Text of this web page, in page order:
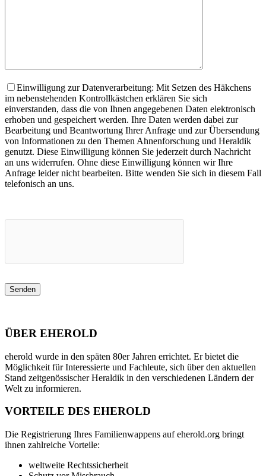
Einwilligung zur Datenverarbeitung: Mit Setzen des Häkchens
im nebenstehenden Kontrollkästchen erklären Sie sich
einverstanden, dass die von Ihnen angegebenen Daten elektronisch
erhoben und gespeichert werden. Ihre Daten werden dabei zur
Bearbeitung und Beantwortung Ihrer Anfrage und zur Übersendung
von Informationen zu den Themen Ahnenforschung und Heraldik
genutzt. Diese Einwilligung können Sie jederzeit durch Nachricht
an uns widerrufen. Ohne diese Einwilligung können wir Ihre
Anfrage leider nicht bearbeiten. Bitte wenden Sie sich in diesem Fall
telefonisch an uns.
ÜBER EHEROLD
eherold wurde in den späten 80er Jahren errichtet. Er bietet die
Möglichkeit für Interessierte und Fachleute, sich über den aktuellen
Stand zeitgenössischer Heraldik in den verschiedenen Ländern der
Welt zu informieren.
VORTEILE DES EHEROLD
Die Registrierung Ihres Familienwappens auf eherold.org bringt
ihnen zahlreiche Vorteile:
weltweite Rechtssicherheit